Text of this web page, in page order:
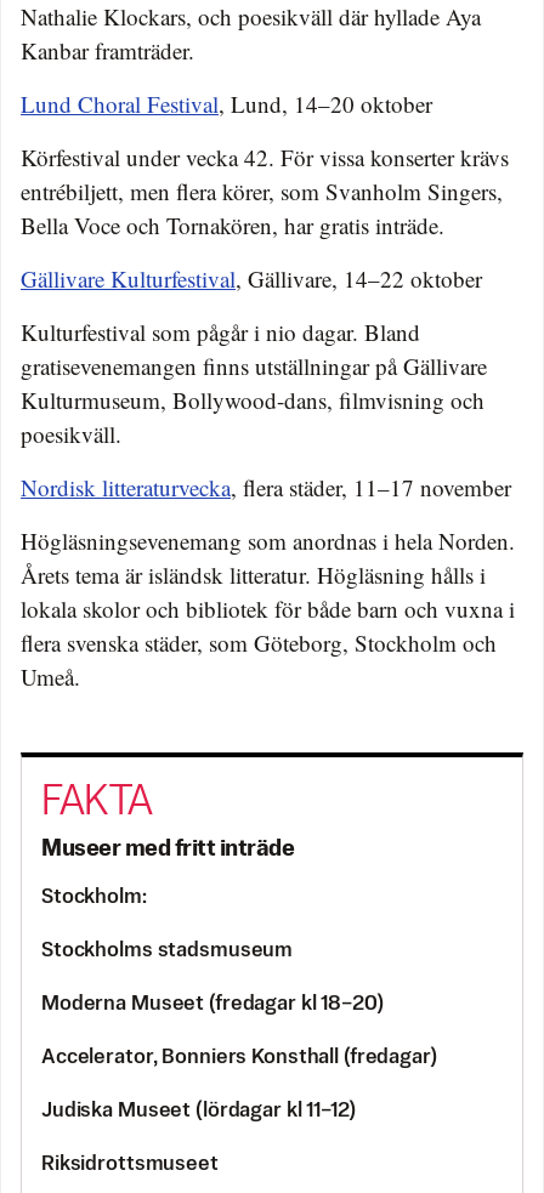
Nathalie Klockars, och poesikväll där hyllade Aya
Kanbar framträder.
Lund Choral Festival, Lund, 14–20 oktober
Körfestival under vecka 42. För vissa konserter krävs
entrébiljett, men flera körer, som Svanholm Singers,
Bella Voce och Tornakören, har gratis inträde.
Gällivare Kulturfestival, Gällivare, 14–22 oktober
Kulturfestival som pågår i nio dagar. Bland
gratisevenemangen finns utställningar på Gällivare
Kulturmuseum, Bollywood-dans, filmvisning och
poesikväll.
Nordisk litteraturvecka, flera städer, 11–17 november
Högläsningsevenemang som anordnas i hela Norden.
Årets tema är isländsk litteratur. Högläsning hålls i
lokala skolor och bibliotek för både barn och vuxna i
flera svenska städer, som Göteborg, Stockholm och
Umeå.
Museer med fritt inträde
Stockholm:
Stockholms stadsmuseum
Moderna Museet (fredagar kl 18–20)
Accelerator, Bonniers Konsthall (fredagar)
Judiska Museet (lördagar kl 11–12)
Riksidrottsmuseet